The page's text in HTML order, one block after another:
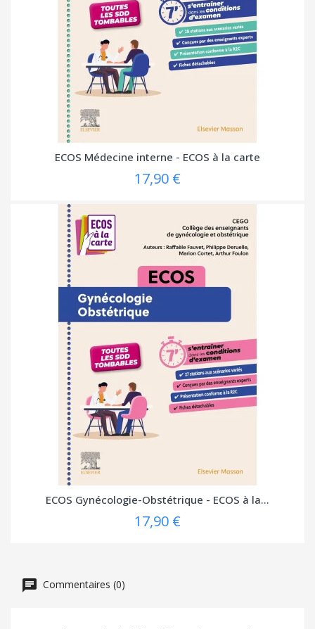
(1
avis)
ECOS Médecine interne - ECOS à la carte
17,90 €
ECOS Gynécologie-Obstétrique - ECOS à la...
17,90 €
Commentaires (0)